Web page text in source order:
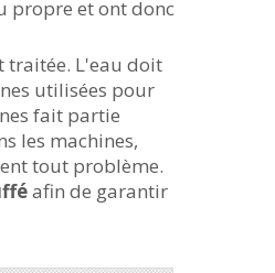
propre et ont donc
traitée. L'eau doit
utilisées pour
fait partie
les machines,
tout problème.
afin de garantir